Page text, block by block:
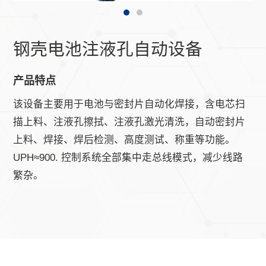
钢壳电池注液孔自动设备
产品特点
该设备主要用于电池与密封片自动化焊接，含电芯扫
描上料、注液孔擦拭、注液孔激光清洗，自动密封片
上料、焊接、焊后检测、高度测试、称重等功能。
UPH≈900. 控制系统全部集中走总线模式，减少线路
繁杂。